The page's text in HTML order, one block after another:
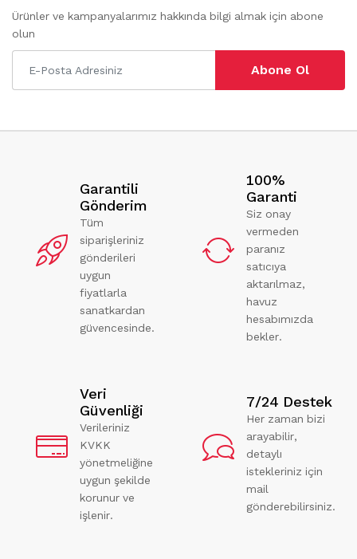
Ürünler ve kampanyalarımız hakkında bilgi almak için abone
olun
Abone Ol
Garantili
Gönderim
Tüm
siparişleriniz
gönderileri
uygun
fiyatlarla
sanatkardan
güvencesinde.
100%
Garanti
Siz onay
vermeden
paranız
satıcıya
aktarılmaz,
havuz
hesabımızda
bekler.
Veri
Güvenliği
Verileriniz
KVKK
yönetmeliğine
uygun şekilde
korunur ve
işlenir.
7/24 Destek
Her zaman bizi
arayabilir,
detaylı
istekleriniz için
mail
gönderebilirsiniz.